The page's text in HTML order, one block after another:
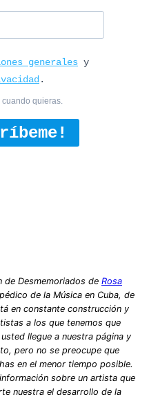
generales y
.
cuando quieras.
Desmemoriados de Rosa
de la Música en Cuba, de
en constante construcción y
a los que tenemos que
llegue a nuestra página y
pero no se preocupe que
en el menor tiempo posible.
sobre un artista que
nuestra el desarrollo de la